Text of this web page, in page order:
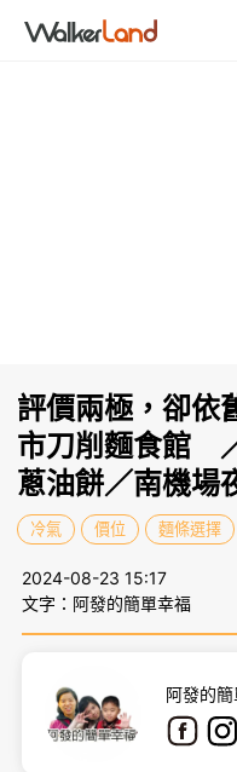
評價兩極，卻依
市刀削麵食館
蔥油餅／南機場
冷氣 價位 麵條選擇
2024-08-23 15:17
文字：阿發的簡單幸福
阿發的